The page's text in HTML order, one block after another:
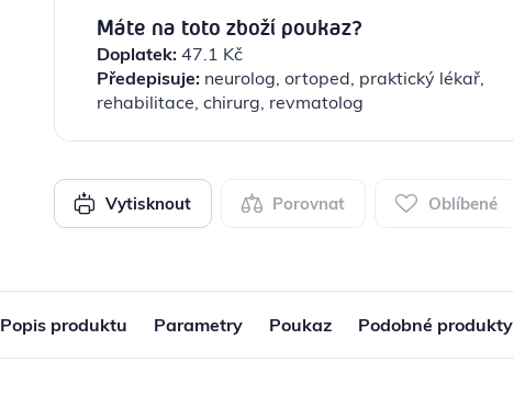
Máte na toto zboží poukaz?
Doplatek: 47.1 Kč
Předepisuje: neurolog, ortoped, praktický lékař,
rehabilitace, chirurg, revmatolog
Vytisknout Porovnat Oblíbené
Popis produktu Parametry Poukaz Podobné produkty